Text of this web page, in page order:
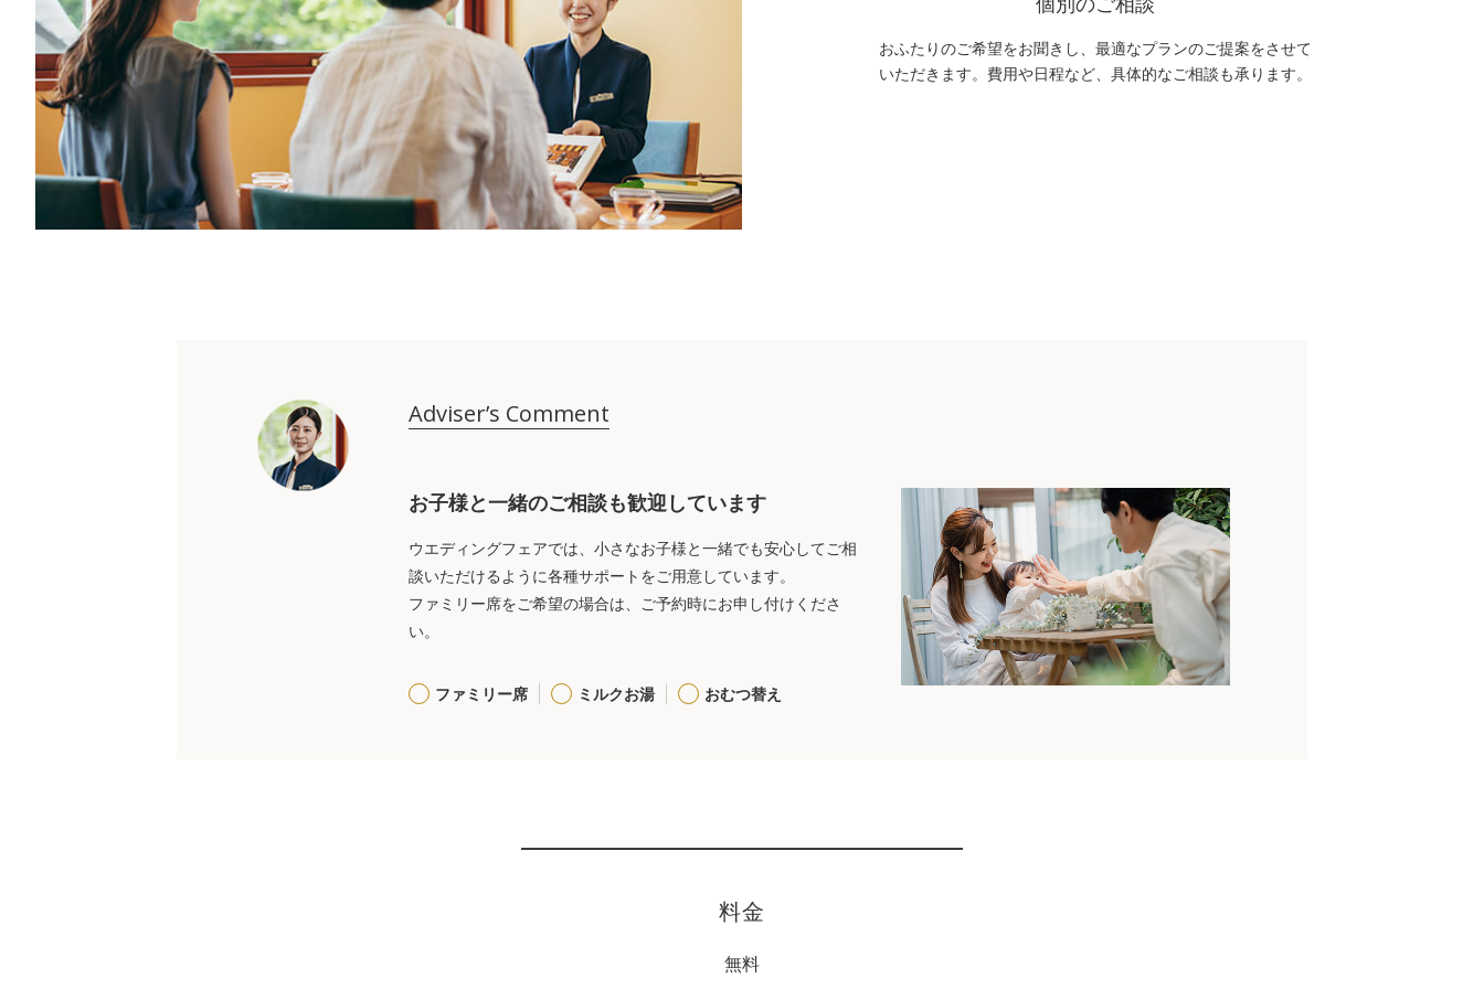
おふたりのご希望をお聞きし、最適なプランのご提案をさせて
いただきます。費用や日程など、具体的なご相談も承ります。
Adviser’s Comment
お子様と一緒のご相談も歓迎しています
ウエディングフェアでは、小さなお子様と一緒でも安心してご相
談いただけるように各種サポートをご用意しています。
ファミリー席をご希望の場合は、ご予約時にお申し付けくださ
い。
ファミリー席 ミルクお湯 おむつ替え
料金
無料